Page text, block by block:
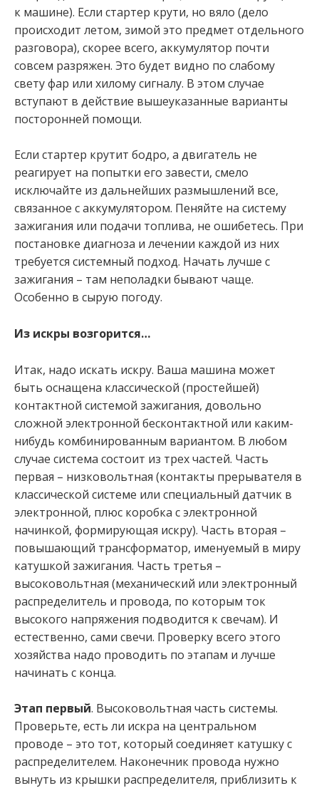
к машине). Если стартер крути, но вяло (дело
происходит летом, зимой это предмет отдельного
разговора), скорее всего, аккумулятор почти
совсем разряжен. Это будет видно по слабому
свету фар или хилому сигналу. В этом случае
вступают в действие вышеуказанные варианты
посторонней помощи.
Если стартер крутит бодро, а двигатель не
реагирует на попытки его завести, смело
исключайте из дальнейших размышлений все,
связанное с аккумулятором. Пеняйте на систему
зажигания или подачи топлива, не ошибетесь. При
постановке диагноза и лечении каждой из них
требуется системный подход. Начать лучше с
зажигания – там неполадки бывают чаще.
Особенно в сырую погоду.
Из искры возгорится…
Итак, надо искать искру. Ваша машина может
быть оснащена классической (простейшей)
контактной системой зажигания, довольно
сложной электронной бесконтактной или каким-
нибудь комбинированным вариантом. В любом
случае система состоит из трех частей. Часть
первая – низковольтная (контакты прерывателя в
классической системе или специальный датчик в
электронной, плюс коробка с электронной
начинкой, формирующая искру). Часть вторая –
повышающий трансформатор, именуемый в миру
катушкой зажигания. Часть третья –
высоковольтная (механический или электронный
распределитель и провода, по которым ток
высокого напряжения подводится к свечам). И
естественно, сами свечи. Проверку всего этого
хозяйства надо проводить по этапам и лучше
начинать с конца.
Этап первый. Высоковольтная часть системы.
Проверьте, есть ли искра на центральном
проводе – это тот, который соединяет катушку с
распределителем. Наконечник провода нужно
вынуть из крышки распределителя, приблизить к